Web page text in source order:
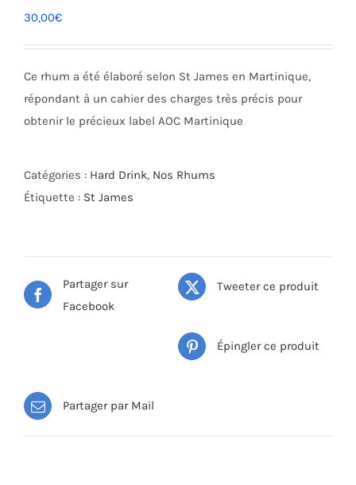
30,00€
Ce rhum a été élaboré selon St James en Martinique,
répondant à un cahier des charges très précis pour
obtenir le précieux label AOC Martinique
Catégories : Hard Drink, Nos Rhums
Étiquette : St James
Partager sur
Facebook
Tweeter ce produit
Épingler ce produit
Partager par Mail